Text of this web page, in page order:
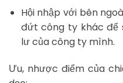
Hội nhập với bên
đứt công ty khác để
lư của công ty mình.
Ưu, nhược điểm của